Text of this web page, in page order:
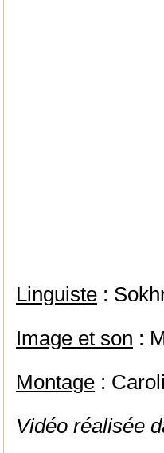
Linguiste :
Image et son :
Montage :
Vidéo réalisée